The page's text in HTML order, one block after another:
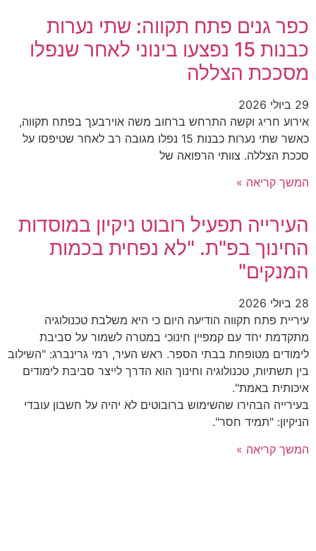
כפר גנים פתח תקווה: שתי נערות
כבנות 15 נפצעו בינוני לאחר שנפלו
מסככת הצללה
29 ביולי 2026
אירוע חריג וקשה התרחש ברחוב משה אוירבעך בפתח תקווה,
כאשר שתי נערות כבנות 15 נפלו מגובה רב לאחר שטיפסו על
סככת הצללה. צוותי הרפואה של
המשך קריאה »
העירייה תפעיל רובוט ניקיון במוסדות
החינוך בפ"ת. "לא נפחית בכמות
המנקים"
28 ביולי 2026
עיריית פתח תקווה הודיעה היום כי היא משלבת טכנולוגיה
מתקדמת יחד עם קמפיין חינוכי במטרה לשמור על סביבת
לימודים מטופחת בבתי הספר. ראש העיר, רמי גרינברג: "השילוב
בין תשתיות, טכנולוגיה וחינוך הוא הדרך לייצר סביבת לימודים
איכותית באמת".
בעירייה הבהירו שהשימוש ברובוטים לא יהיה על חשבון עובדי
הניקיון: "תמיד חסר".
המשך קריאה »